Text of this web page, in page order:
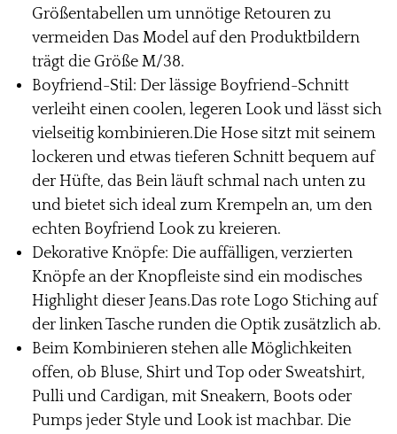
Größentabellen um unnötige Retouren zu
vermeiden Das Model auf den Produktbildern
trägt die Größe M/38.
Boyfriend-Stil: Der lässige Boyfriend-Schnitt
verleiht einen coolen, legeren Look und lässt sich
vielseitig kombinieren.Die Hose sitzt mit seinem
lockeren und etwas tieferen Schnitt bequem auf
der Hüfte, das Bein läuft schmal nach unten zu
und bietet sich ideal zum Krempeln an, um den
echten Boyfriend Look zu kreieren.
Dekorative Knöpfe: Die auffälligen, verzierten
Knöpfe an der Knopfleiste sind ein modisches
Highlight dieser Jeans.Das rote Logo Stiching auf
der linken Tasche runden die Optik zusätzlich ab.
Beim Kombinieren stehen alle Möglichkeiten
offen, ob Bluse, Shirt und Top oder Sweatshirt,
Pulli und Cardigan, mit Sneakern, Boots oder
Pumps jeder Style und Look ist machbar. Die